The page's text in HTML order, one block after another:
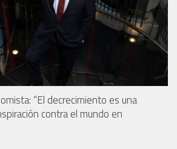
“El decrecimiento es una
contra el mundo en